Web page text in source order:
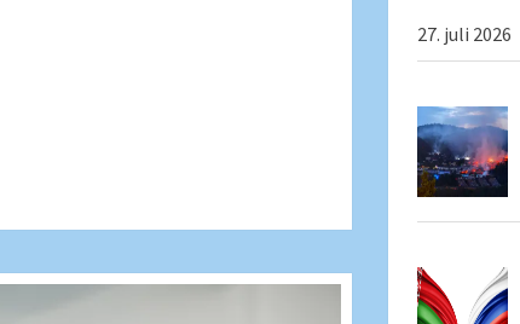
27. juli 2026